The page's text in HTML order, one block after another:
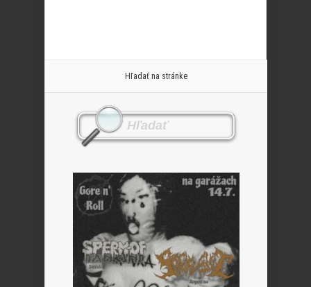
Hľadať na stránke